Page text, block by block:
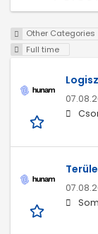
Other Categories
Full time